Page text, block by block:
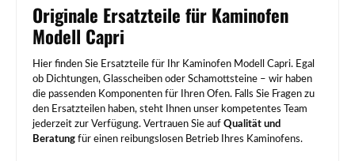
Originale Ersatzteile für Kaminofen
Modell Capri
Hier finden Sie Ersatzteile für Ihr Kaminofen Modell Capri. Egal
ob Dichtungen, Glasscheiben oder Schamottsteine – wir haben
die passenden Komponenten für Ihren Ofen. Falls Sie Fragen zu
den Ersatzteilen haben, steht Ihnen unser kompetentes Team
jederzeit zur Verfügung. Vertrauen Sie auf Qualität und
Beratung für einen reibungslosen Betrieb Ihres Kaminofens.